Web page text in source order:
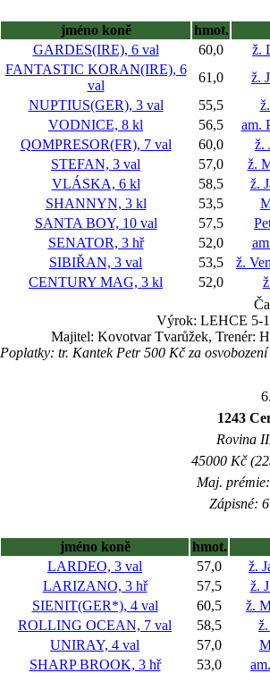
jméno koně
hmot.
GARDES(IRE), 6 val 60,0
ž.
FANTASTIC KORAN(IRE), 6
val
61,0
ž.
NUPTIUS(GER), 3 val 55,5
VODNICE, 8 kl 56,5
am.
QOMPRESOR(FR), 7 val 60,0
ž.
STEFAN, 3 val 57,0
ž.
VLÁSKA, 6 kl 58,5
ž.
SHANNYN, 3 kl 53,5
SANTA BOY, 10 val 57,5
SENATOR, 3 hř 52,0
SIBIŘAN, 3 val 53,5
ž.
CENTURY MAG, 3 kl 52,0
Výrok: LEHCE 5-1
Majitel: Kovotvar Tvarůžek, Trenér:
Poplatky: tr. Kantek Petr 500 Kč za
1243
Rovina
45000 Kč
Maj.
Zápisné:
jméno koně
hmot.
LARDEO, 3 val 57,0
ž.
LARIZANO, 3 hř 57,5
ž.
SIENIT(GER*), 4 val 60,5
ž.
ROLLING OCEAN, 7 val 58,5
UNIRAY, 4 val 57,0
SHARP BROOK, 3 hř 53,0